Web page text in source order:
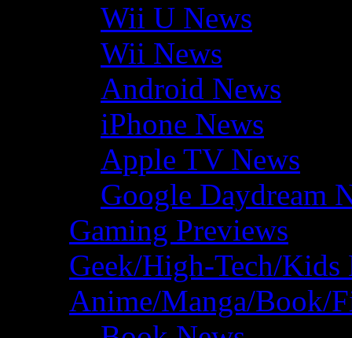
Wii U News
Wii News
Android News
iPhone News
Apple TV News
Google Daydream
Gaming Previews
Geek/High-Tech/Kids
Anime/Manga/Book/